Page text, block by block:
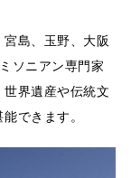
宮島、玉野、大阪
ソニアン専門家
界遺産や伝統文
できます。